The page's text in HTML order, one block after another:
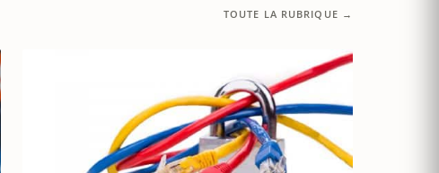
TOUTE LA RUBRIQUE →